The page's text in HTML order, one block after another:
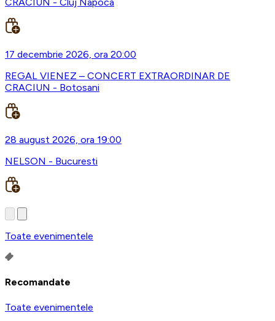
17 decembrie 2026, ora 20:00
REGAL VIENEZ – CONCERT EXTRAORDINAR DE
CRACIUN - Botosani
28 august 2026, ora 19:00
NELSON - Bucuresti
Toate evenimentele
Recomandate
Toate evenimentele